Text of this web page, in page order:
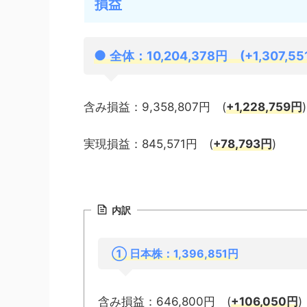
損益
●全体：10,204,378円
含み損益：9,358,807円 (+1,228,759円)
実現損益：845,571円 (+78,793円)
内訳
① 日本株：1,396,851円
含み損益：646,800円 (+106,050円)